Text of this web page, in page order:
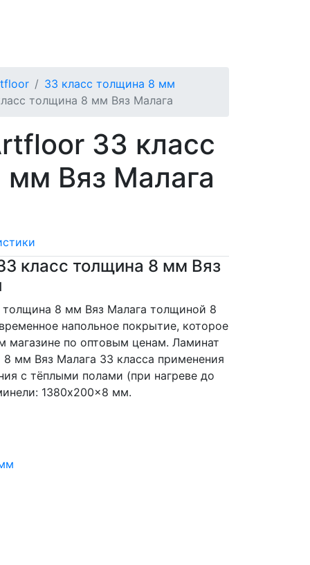
33 класс толщина 8 мм
толщина 8 мм Вяз Малага
33 класс
Вяз Малага
класс толщина 8 мм Вяз
8 мм Вяз Малага толщиной 8
напольное покрытие, которое
магазине по оптовым ценам. Ламинат
мм Вяз Малага 33 класса применения
с тёплыми полами (при нагреве до
1380x200x8 мм.